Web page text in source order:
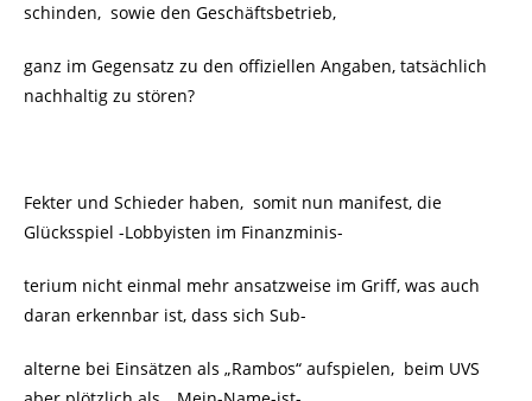
schinden, sowie den Geschäftsbetrieb,
ganz im Gegensatz zu den offiziellen Angaben, tatsächlich
nachhaltig zu stören?
Fekter und Schieder haben, somit nun manifest, die
Glücksspiel -Lobbyisten im Finanzminis-
terium nicht einmal mehr ansatzweise im Griff, was auch
daran erkennbar ist, dass sich Sub-
alterne bei Einsätzen als „Rambos“ aufspielen, beim UVS